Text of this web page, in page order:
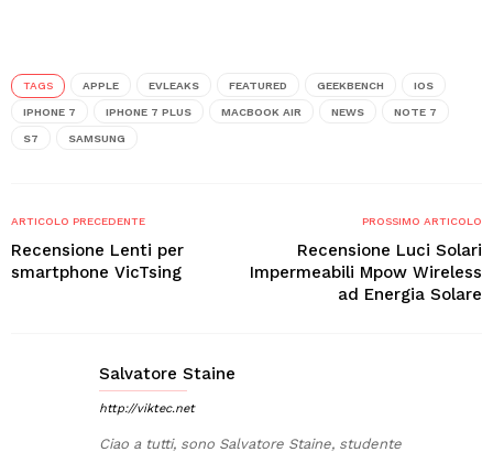
TAGS APPLE EVLEAKS FEATURED GEEKBENCH IOS
IPHONE 7 IPHONE 7 PLUS MACBOOK AIR NEWS NOTE 7
S7 SAMSUNG
ARTICOLO PRECEDENTE
Recensione Lenti per
smartphone VicTsing
PROSSIMO ARTICOLO
Recensione Luci Solari
Impermeabili Mpow Wireless
ad Energia Solare
Salvatore Staine
http://viktec.net
Ciao a tutti, sono Salvatore Staine, studente